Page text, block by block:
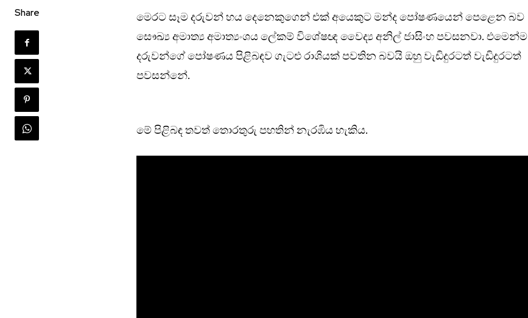
Share
මෙරට සෑම දරුවන් හය දෙනෙකුගෙන් එක් අයෙකුට මන්ද පෝෂණයෙන් පෙළෙන බව
සෞඛ්‍ය අමාත්‍ය අමාත්‍යංශය ලේකම් විශේෂඥ වෛද්‍ය අනිල් ජාසිංහ පවසනවා. එමෙන්ම
දරුවන්ගේ පෝෂණය පිළිබඳව ගැටළු රාශියක් පවතින බවයි ඔහු වැඩිදුරටත් වැඩිදුරටත්
පවසන්නේ.
මේ පිළිබඳ තවත් තොරතුරු පහතින් නැරඹිය හැකිය.